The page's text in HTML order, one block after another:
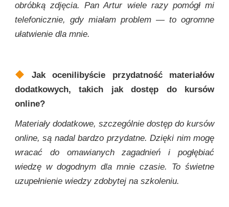
obróbką zdjęcia. Pan Artur wiele razy pomógł mi
telefonicznie, gdy miałam problem — to ogromne
ułatwienie dla mnie.
Jak ocenilibyście przydatność materiałów
dodatkowych, takich jak dostęp do kursów
online?
Materiały dodatkowe, szczególnie dostęp do kursów
online, są nadal bardzo przydatne. Dzięki nim mogę
wracać do omawianych zagadnień i pogłębiać
wiedzę w dogodnym dla mnie czasie. To świetne
uzupełnienie wiedzy zdobytej na szkoleniu.